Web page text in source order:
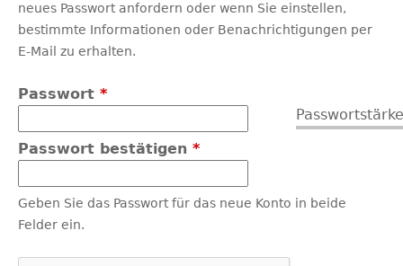
neues Passwort anfordern oder wenn Sie einstellen,
bestimmte Informationen oder Benachrichtigungen per
E-Mail zu erhalten.
Passwort *
Passwort bestätigen *
Geben Sie das Passwort für das neue Konto in beide
Felder ein.